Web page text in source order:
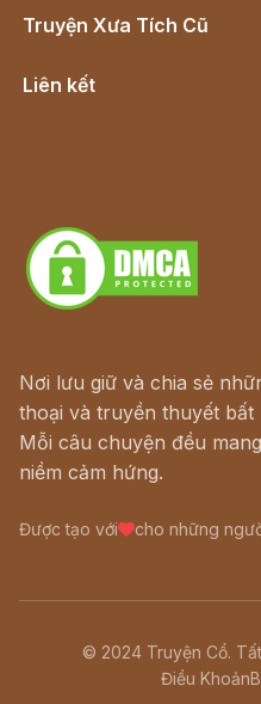
Truyện Xưa Tích Cũ
Liên kết
Nơi lưu giữ và chia sẻ
thoại và truyền thuyết
Mỗi câu chuyện đều
niềm cảm hứng.
Được tạo với cho những
© 2024 Truyện Cổ.
Điều Khoản